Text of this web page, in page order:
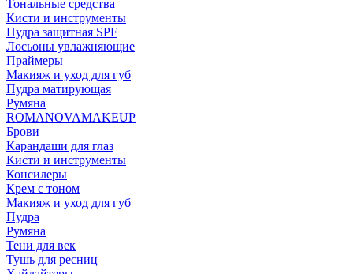
Тональные средства
Кисти и инструменты
Пудра защитная SPF
Лосьоны увлажняющие
Праймеры
Макияж и уход для губ
Пудра матирующая
Румяна
ROMANOVAMAKEUP
Брови
Карандаши для глаз
Кисти и инструменты
Консилеры
Крем с тоном
Макияж и уход для губ
Пудра
Румяна
Тени для век
Тушь для ресниц